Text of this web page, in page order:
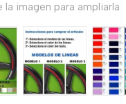
la imagen para ampliarla